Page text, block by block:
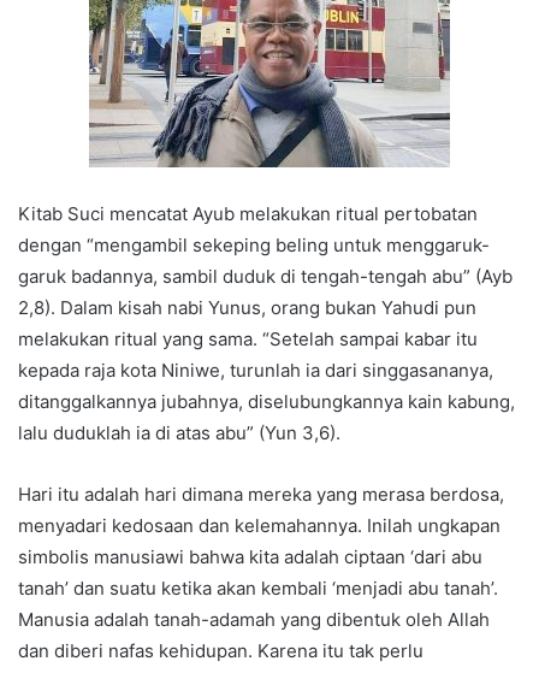
Kitab Suci mencatat Ayub melakukan ritual pertobatan
dengan “mengambil sekeping beling untuk menggaruk-
garuk badannya, sambil duduk di tengah-tengah abu” (Ayb
2,8). Dalam kisah nabi Yunus, orang bukan Yahudi pun
melakukan ritual yang sama. “Setelah sampai kabar itu
kepada raja kota Niniwe, turunlah ia dari singgasananya,
ditanggalkannya jubahnya, diselubungkannya kain kabung,
lalu duduklah ia di atas abu” (Yun 3,6).
Hari itu adalah hari dimana mereka yang merasa berdosa,
menyadari kedosaan dan kelemahannya. Inilah ungkapan
simbolis manusiawi bahwa kita adalah ciptaan ‘dari abu
tanah’ dan suatu ketika akan kembali ‘menjadi abu tanah’.
Manusia adalah tanah-adamah yang dibentuk oleh Allah
dan diberi nafas kehidupan. Karena itu tak perlu